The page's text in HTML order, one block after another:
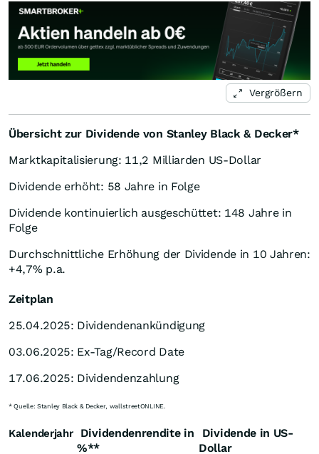
Vergrößern
Übersicht zur Dividende von Stanley Black & Decker*
Marktkapitalisierung: 11,2 Milliarden US-Dollar
Dividende erhöht: 58 Jahre in Folge
Dividende kontinuierlich ausgeschüttet: 148 Jahre in
Folge
Durchschnittliche Erhöhung der Dividende in 10 Jahren:
+4,7% p.a.
Zeitplan
25.04.2025: Dividendenankündigung
03.06.2025: Ex-Tag/Record Date
17.06.2025: Dividendenzahlung
* Quelle: Stanley Black & Decker, wallstreetONLINE.
Kalenderjahr
Dividendenrendite in
%**
Dividende in US-
Dollar